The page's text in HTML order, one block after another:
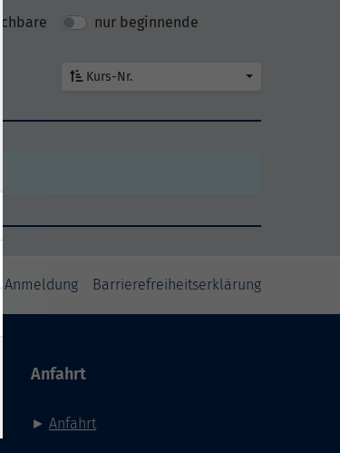
nur beginnende
Kurs-Nr.
Anmeldung Barrierefreiheitserklärung
Anfahrt
► Anfahrt